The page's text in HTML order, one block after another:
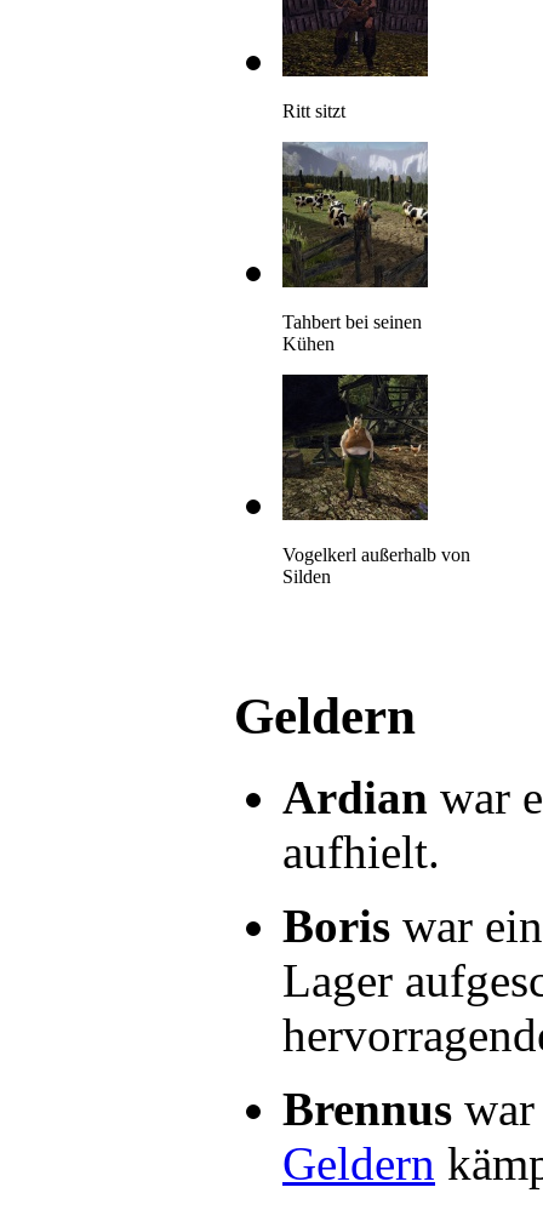
Ritt sitzt
Tahbert bei seinen
Kühen
Vogelkerl außerhalb von
Silden
Geldern
Ardian war
aufhielt.
Boris war
Lager
Brennus
Geldern